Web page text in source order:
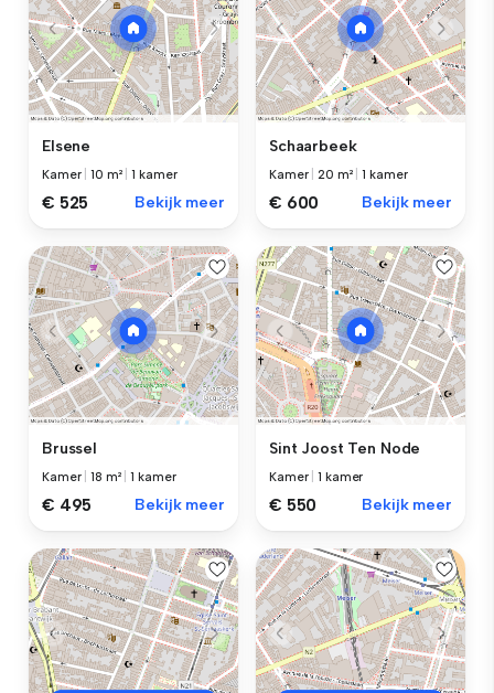
Elsene
Kamer |10 m² |1 kamer
€ 525 Bekijk meer
Schaarbeek
Kamer |20 m² |1 kamer
€ 600 Bekijk meer
Brussel
Kamer |18 m² |1 kamer
€ 495 Bekijk meer
Sint Joost Ten Node
Kamer |1 kamer
€ 550 Bekijk meer